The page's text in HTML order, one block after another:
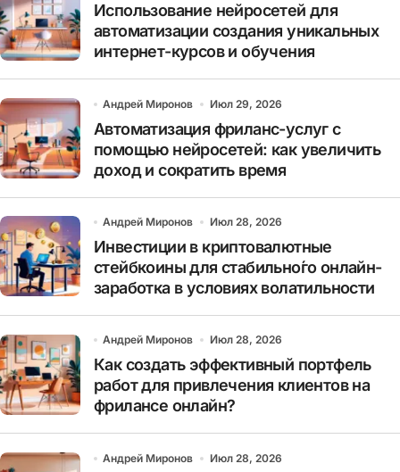
Использование нейросетей для
автоматизации создания уникальных
интернет-курсов и обучения
Андрей Миронов Июл 29, 2026
Автоматизация фриланс-услуг с
помощью нейросетей: как увеличить
доход и сократить время
Андрей Миронов Июл 28, 2026
Инвестиции в криптовалютные
стейбкоины для стабильно́го онлайн-
заработка в условиях волатильности
Андрей Миронов Июл 28, 2026
Как создать эффективный портфель
работ для привлечения клиентов на
фрилансе онлайн?
Андрей Миронов Июл 28, 2026